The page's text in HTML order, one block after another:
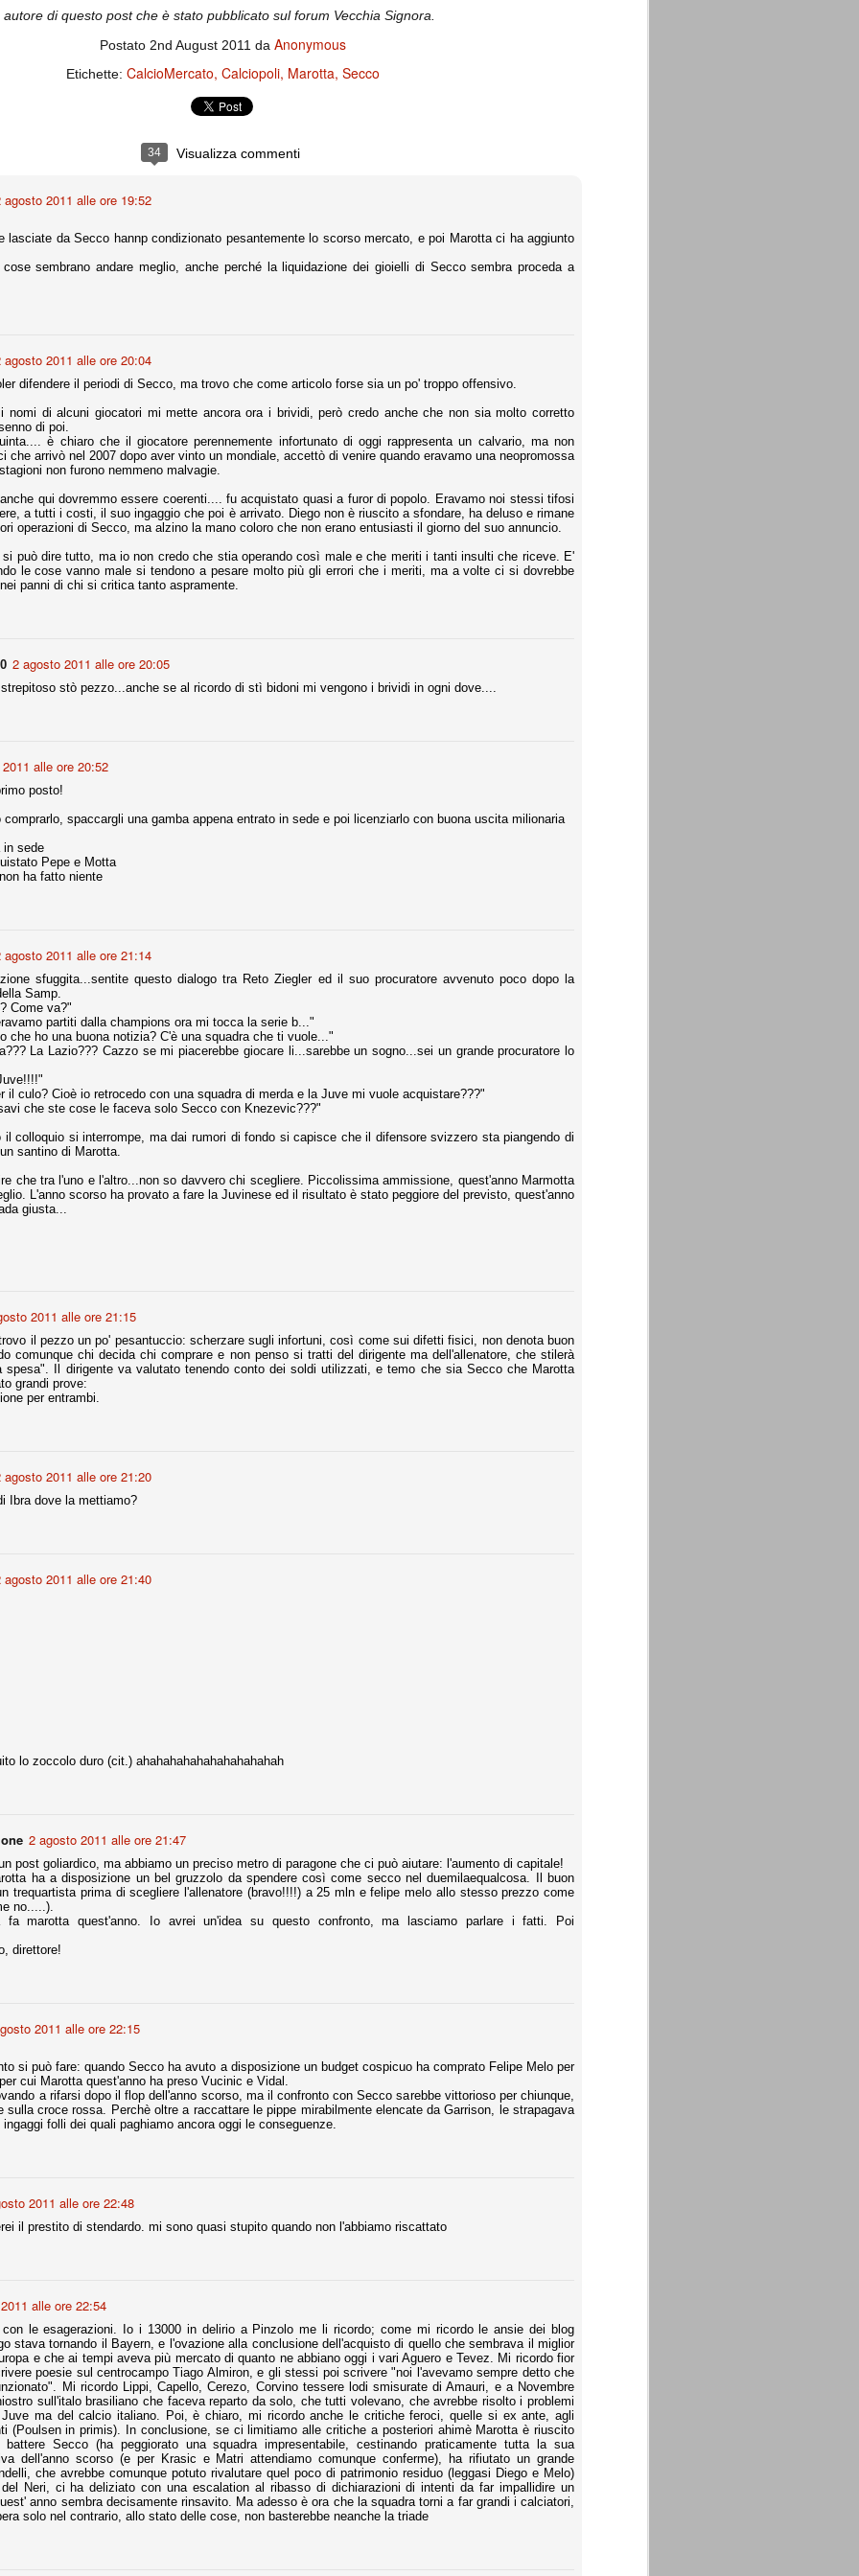
di questo post che è stato pubblicato sul forum Vecchia Signora.
Postato 2nd August 2011 da Anonymous
Etichette: CalcioMercato Calciopoli Marotta Secco
34 Visualizza commenti
agosto 2011 alle ore 19:52
lasciate da Secco hannp condizionato pesantemente lo scorso mercato, e poi Marotta ci ha aggiunto
sembrano andare meglio, anche perché la liquidazione dei gioielli di Secco sembra proceda a
agosto 2011 alle ore 20:04
difendere il periodi di Secco, ma trovo che come articolo forse sia un po' troppo offensivo.
nomi di alcuni giocatori mi mette ancora ora i brividi, però credo anche che non sia molto corretto
di poi.
è chiaro che il giocatore perennemente infortunato di oggi rappresenta un calvario, ma non
che arrivò nel 2007 dopo aver vinto un mondiale, accettò di venire quando eravamo una neopromossa
non furono nemmeno malvagie.
qui dovremmo essere coerenti.... fu acquistato quasi a furor di popolo. Eravamo noi stessi tifosi
a tutti i costi, il suo ingaggio che poi è arrivato. Diego non è riuscito a sfondare, ha deluso e rimane
operazioni di Secco, ma alzino la mano coloro che non erano entusiasti il giorno del suo annuncio.
si può dire tutto, ma io non credo che stia operando così male e che meriti i tanti insulti che riceve. E'
le cose vanno male si tendono a pesare molto più gli errori che i meriti, ma a volte ci si dovrebbe
panni di chi si critica tanto aspramente.
2 agosto 2011 alle ore 20:05
stò pezzo...anche se al ricordo di stì bidoni mi vengono i brividi in ogni dove....
alle ore 20:52
posto!
comprarlo, spaccargli una gamba appena entrato in sede e poi licenziarlo con buona uscita milionaria
in sede
Pepe e Motta
ha fatto niente
agosto 2011 alle ore 21:14
sfuggita...sentite questo dialogo tra Reto Ziegler ed il suo procuratore avvenuto poco dopo la
Samp.
Come va?"
partiti dalla champions ora mi tocca la serie b..."
che ho una buona notizia? C'è una squadra che ti vuole..."
La Lazio??? Cazzo se mi piacerebbe giocare li...sarebbe un sogno...sei un grande procuratore lo
il culo? Cioè io retrocedo con una squadra di merda e la Juve mi vuole acquistare???"
che ste cose le faceva solo Secco con Knezevic???"
il colloquio si interrompe, ma dai rumori di fondo si capisce che il difensore svizzero sta piangendo di
santino di Marotta.
che tra l'uno e l'altro...non so davvero chi scegliere. Piccolissima ammissione, quest'anno Marmotta
L'anno scorso ha provato a fare la Juvinese ed il risultato è stato peggiore del previsto, quest'anno
giusta...
2011 alle ore 21:15
il pezzo un po' pesantuccio: scherzare sugli infortuni, così come sui difetti fisici, non denota buon
comunque chi decida chi comprare e non penso si tratti del dirigente ma dell'allenatore, che stilerà
spesa". Il dirigente va valutato tenendo conto dei soldi utilizzati, e temo che sia Secco che Marotta
grandi prove:
per entrambi.
agosto 2011 alle ore 21:20
Ibra dove la mettiamo?
agosto 2011 alle ore 21:40
lo zoccolo duro (cit.) ahahahahahahahahahahah
2 agosto 2011 alle ore 21:47
post goliardico, ma abbiamo un preciso metro di paragone che ci può aiutare: l'aumento di capitale!
ha a disposizione un bel gruzzolo da spendere così come secco nel duemilaequalcosa. Il buon
trequartista prima di scegliere l'allenatore (bravo!!!!) a 25 mln e felipe melo allo stesso prezzo come
no.....).
fa marotta quest'anno. Io avrei un'idea su questo confronto, ma lasciamo parlare i fatti. Poi
direttore!
2011 alle ore 22:15
si può fare: quando Secco ha avuto a disposizione un budget cospicuo ha comprato Felipe Melo per
cui Marotta quest'anno ha preso Vucinic e Vidal.
a rifarsi dopo il flop dell'anno scorso, ma il confronto con Secco sarebbe vittorioso per chiunque,
sulla croce rossa. Perchè oltre a raccattare le pippe mirabilmente elencate da Garrison, le strapagava
folli dei quali paghiamo ancora oggi le conseguenze.
2011 alle ore 22:48
il prestito di stendardo. mi sono quasi stupito quando non l'abbiamo riscattato
alle ore 22:54
con le esagerazioni. Io i 13000 in delirio a Pinzolo me li ricordo; come mi ricordo le ansie dei blog
stava tornando il Bayern, e l'ovazione alla conclusione dell'acquisto di quello che sembrava il miglior
e che ai tempi aveva più mercato di quanto ne abbiano oggi i vari Aguero e Tevez. Mi ricordo fior
poesie sul centrocampo Tiago Almiron, e gli stessi poi scrivere "noi l'avevamo sempre detto che
Mi ricordo Lippi, Capello, Cerezo, Corvino tessere lodi smisurate di Amauri, e a Novembre
sull'italo brasiliano che faceva reparto da solo, che tutti volevano, che avrebbe risolto i problemi
ma del calcio italiano. Poi, è chiaro, mi ricordo anche le critiche feroci, quelle si ex ante, agli
(Poulsen in primis). In conclusione, se ci limitiamo alle critiche a posteriori ahimè Marotta è riuscito
battere Secco (ha peggiorato una squadra impresentabile, cestinando praticamente tutta la sua
dell'anno scorso (e per Krasic e Matri attendiamo comunque conferme), ha rifiutato un grande
che avrebbe comunque potuto rivalutare quel poco di patrimonio residuo (leggasi Diego e Melo)
Neri, ci ha deliziato con una escalation al ribasso di dichiarazioni di intenti da far impallidire un
anno sembra decisamente rinsavito. Ma adesso è ora che la squadra torni a far grandi i calciatori,
solo nel contrario, allo stato delle cose, non basterebbe neanche la triade
solo a 10 minuti dalla fine, dopo essere rimasta in 10 uomini.
regalato un'urna non facile alle italiane, specialmente alla Juventus,
Donetsk (Ucr), Malmoe (Sve)
Utd (Ing), Cska Mosca (Rus), Wolfsburg (Ger).
di sfortuna. Partita sbagliata come impostazione, a cominciare
la gestione della stessa. Può succedere. Oggi anche Allegri ha
abbia capito. Quindi, niente drammi e vediamo di imparare in
falso, o c'è qualcosa di più?
polemica sviluppatasi in questi giorni, soprattutto fra tifosi
che ognuno tiri l'acqua al suo mulino e difenda strenuamente il
o dell'assenza di prove. Ci interessa invece altro.
Teramo, l'ingiustizia sportiva
Nei giorni scorsi abbiamo ricevuto alcuni messaggi di amici
teramani, che ci chiedevano spazio per la loro vicenda, al limite
Ce ne occupiamo volentieri.
le incongruenze emerse negli scorsi anni nello scandalo del
e tre secondi posti in 19 competizioni: risultati impressionanti, da
negli ultimi 13 mesi, sono stati ottenuti (in 5 competizioni) 3
- Lazio 2-0
italiana, diventando così la squadra più titolata in Italia in
il Milan (a meno di classifiche e tabelle "galliane"), fermo a quota 6.
i bianconeri a trovare una certa unità dopo le prime deludenti
non è una barzelletta. O forse sì, fate voi, ma non fa ridere. Ci
non è una storiaccia legata alla ex Jugoslavia. Dicevamo che ci sono
età (29 anni), e sono fisicamente simili, entrambi grandi e grossi.
europee, e tutti e due sono appena arrivati a giocare in Italia. Il
finora sono le motivazioni del giudizio di Cassazione relativo a
scelto di farsi giudicare con il rito abbreviato.
dalla maggior parte dei media (chissà perché...), come fossero
quello che è: un allenamento in vista della stagione, una ghiotta
preziosi minuti nelle gambe. E chi sabato era allo stadio a San
delle liste.
il 70 % del fatturato al netto delle plusvalenze (vedi regole del
fatturato 2014/15, che dovrebbe comunque essere intorno ai 320
16, esercizio appena iniziato.
si valuta alla fine, a inizio settembre. Fermo restando che poi
sono già arrivati Rugani, Dybala, Khedira, Mandzukic, Neto, Zaza.
Ogbonna, forse Vidal. Il mercato i nostri dirigenti hanno dimostrato
fare meglio di noi tifosi.
bravo nell'anticipo, bravo in marcatura, bravo nello scegliere il tempo
bravo nell'avanzare palla al piede, bravo nei colpi di testa. Bravo.
Juventus era fare mercato e farlo subito, anche al fine di
annunciate di Tevez e Pirlo, svecchiando al contempo una rosa
di Rugani, Dybala e Zaza, il gentleman agreement con il
sono tutte mosse che puntano a ringiovanire la rosa affidandosi a
per la Juventus l'epoca degli accordi di compartecipazione
la data finale, data nella quale quella forma contrattuale (con
accordi di compartecipazione ancora in essere.
del Sassuolo, così come Berardi (ora al 100%). Se uno dei due
atto di quanto costerà. Di certo, quei due giocatori, insieme a
parecchio. Non sul piano sportivo, ma su quello finanziario. E non
Marotta del quale una parte della tifoseria juventina sembra non
Comproprietà - Capitolo finale
Finita un'altra stagione di trionfi, è tempo ora per la Juve di
estinguere definitivamente la pratica delle comproprietà. Per
le società, la FIGC aveva dato inizialmente un anno di tempo,
poi decidere di concedere una proroga fino a giugno 2015.
orgogliosi di un gruppo (società, dirigenti, staff tecnico, squadra)
Una squadra che ha saputo cambiare guida tecnica, staff,
di gioco, interpreti, mentalità in campo... riproponendosi sempre e
15:
ai rigori).